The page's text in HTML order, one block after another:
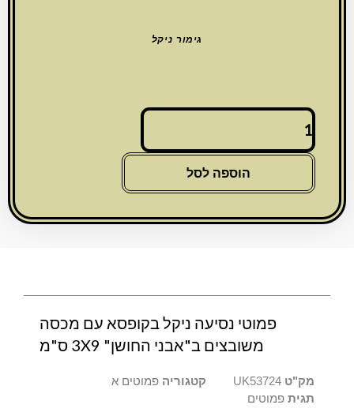
גימור ניקל
בקופסא
עם
הוספה לסל
פמוטי נסיעה ניקל בקופסא עם מכסה
משובצים ב"אבני החושן" 3X9 ס"מ
UK53724 קטגוריה פמוטים א
פמוטים